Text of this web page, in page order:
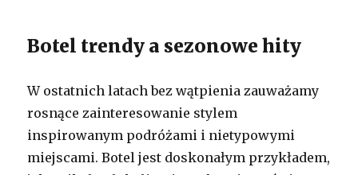
Botel trendy a sezonowe hity
W ostatnich latach bez wątpienia zauważamy
rosnące zainteresowanie stylem
inspirowanym podróżami i nietypowymi
miejscami. Botel jest doskonałym przykładem,